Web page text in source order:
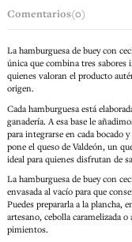
Comentarios(0)
La hamburguesa de buey con
única que combina tres sabores
quienes valoran el producto
origen.
Cada hamburguesa está
ganadería. A esa base le
para integrarse en cada bocado
pone el queso de Valdeón, un
ideal para quienes disfrutan de
La hamburguesa de buey con
envasada al vacío para que
Puedes prepararla a la plancha,
artesano, cebolla caramelizada
pimientos.